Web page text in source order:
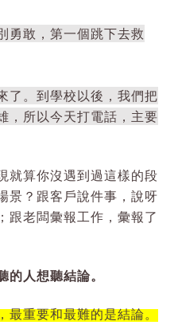
勇敢，第一個跳下去救
了。到學校以後，我們把
，所以今天打電話，主要
就算你沒遇到過這樣的段
景？跟客戶說件事，說呀
跟老闆彙報工作，彙報了
的人想聽結論。
最重要和最難的是結論。